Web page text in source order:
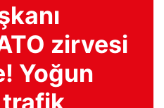
zirvesi
Yoğun